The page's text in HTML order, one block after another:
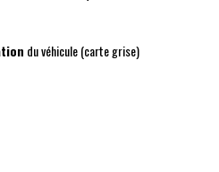
du véhicule (carte grise)